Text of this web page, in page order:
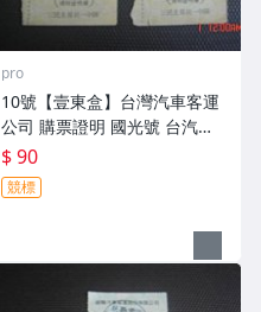
pro
10號【壹東盒】台灣汽車客運
公司 購票證明 國光號 台汽車
票來回票 共2張~三民主義統一
中國 反共標語
$ 90
競標